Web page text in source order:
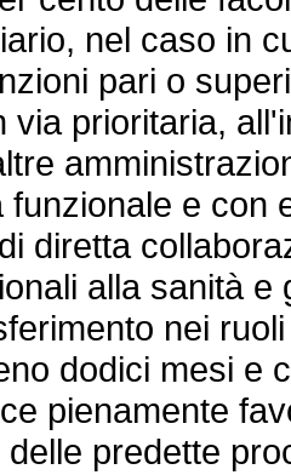
nel caso in
pari o
via prioritaria,
funzionale e con
diretta
alla sanità
nei
dodici mesi e
pienamente
predette